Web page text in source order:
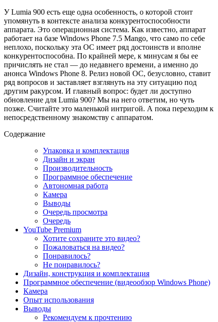
У Lumia 900 есть еще одна особенность, о которой стоит
упомянуть в контексте анализа конкурентоспособности
аппарата. Это операционная система. Как известно, аппарат
работает на базе Windows Phone 7.5 Mango, что само по себе
неплохо, поскольку эта ОС имеет ряд достоинств и вполне
конкурентоспособна. По крайней мере, к минусам я бы ее
причислять не стал — до недавнего времени, а именно до
анонса Windows Phone 8. Релиз новой ОС, безусловно, ставит
ряд вопросов и заставляет взглянуть на эту ситуацию под
другим ракурсом. И главный вопрос: будет ли доступно
обновление для Lumia 900? Мы на него ответим, но чуть
позже. Считайте это маленькой интригой. А пока переходим к
непосредственному знакомству с аппаратом.
Содержание
Упаковка и комплектация
Дизайн и экран
Производительность
Программное обеспечение
Автономная работа
Камера
Выводы
Очередь просмотра
Очередь
YouTube Premium
Хотите сохраните это видео?
Пожаловаться на видео?
Понравилось?
Не понравилось?
Дизайн, конструкция и комплектация
Программное обеспечение (видеообзор Windows Phone)
Камера
Опыт использования
Выводы
Рекомендуем к прочтению